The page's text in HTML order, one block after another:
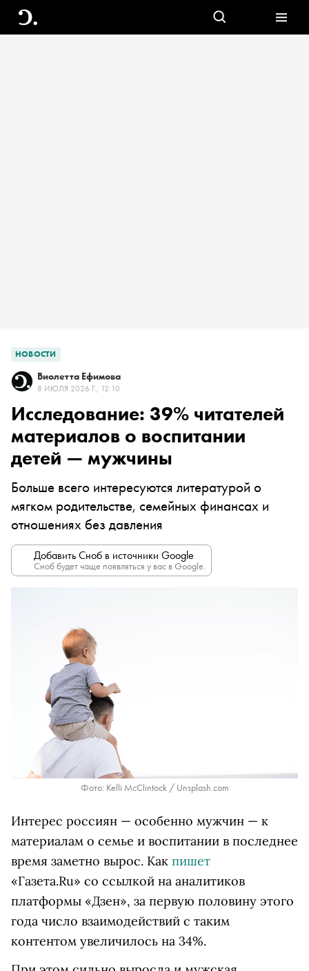
НОВОСТИ
Виолетта Ефимова
8 ИЮЛЯ 2026 Г., 12:10
Исследование: 39% читателей
материалов о воспитании
детей — мужчины
Больше всего интересуются литературой о
мягком родительстве, семейных финансах и
отношениях без давления
Добавить Сноб в источники Google
Сноб будет чаще появляться у вас в Google.
Фото: Kelli McClintock / Unsplash.com
Интерес россиян — особенно мужчин — к
материалам о семье и воспитании в последнее
время заметно вырос. Как пишет
«Газета.Ru» со ссылкой на аналитиков
платформы «Дзен», за первую половину этого
года число взаимодействий с таким
контентом увеличилось на 34%.